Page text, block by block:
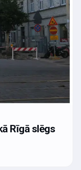
Rīgā slēgs